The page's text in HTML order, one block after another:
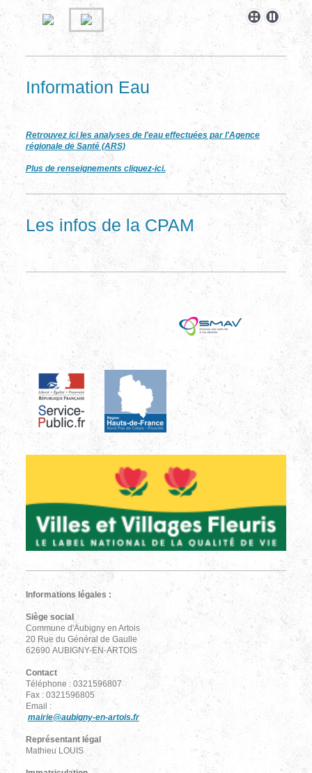
Information Eau
Retrouvez ici les analyses de l'eau effectuées par l'Agence
régionale de Santé (ARS)
Plus de renseignements cliquez-ici.
Les infos de la CPAM
Informations légales :
Siège social
Commune d'Aubigny en Artois
20 Rue du Général de Gaulle
62690 AUBIGNY-EN-ARTOIS
Contact
Téléphone : 0321596807
Fax : 0321596805
Email :
mairie@aubigny-en-artois.fr
Représentant légal
Mathieu LOUIS